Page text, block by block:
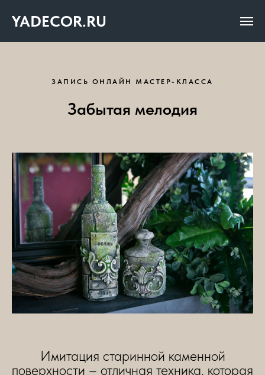
YADECOR.RU
ЗАПИСЬ ОНЛАЙН МАСТЕР-КЛАССА
Забытая мелодия
Имитация старинной каменной
поверхности – отличная техника, которая